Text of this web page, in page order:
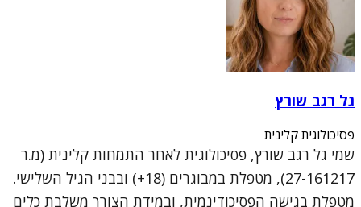
גל רגב שורץ
פסיכולוגית קלינית
שמי גל רגב שורץ, פסיכולוגית לאחר התמחות קלינית (מ.ר
27-161217), מטפלת במבוגרים (18+) ובבני הגיל השלישי.
מטפלת בגישה הפסיכודינמית, ובמידת הצורך משלבת כלים